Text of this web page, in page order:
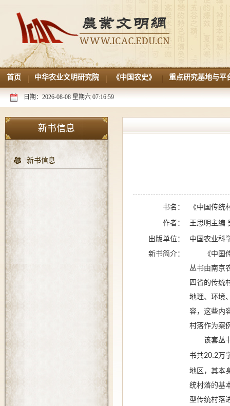
首页 中华农业文明研究院 《中国农史》 重点研究基地与平
日期：2026-08-08 星期六 07:16:59
新书信息
新书信息
书名： 《中国传统
作者： 王思明 主编
出版单位： 中国农业科
新书简介：
《中
丛书由南京
四省的传统
地理、环境
容，这些内
村落作为案
该套丛
书共20.2万
地区，其本
统村落的基
型传统村落